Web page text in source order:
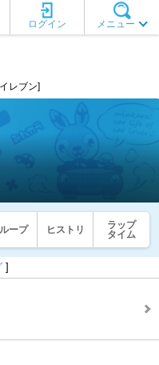
メニュー
ログイン
レブン]
ープ ヒストリ
ラップ
タイム
]